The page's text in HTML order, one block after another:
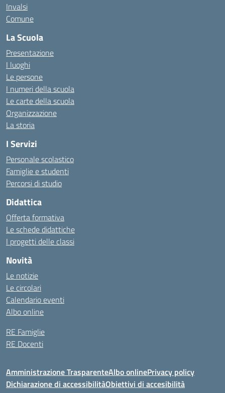
Invalsi
Comune
La Scuola
Presentazione
I luoghi
Le persone
I numeri della scuola
Le carte della scuola
Organizzazione
La storia
I Servizi
Personale scolastico
Famiglie e studenti
Percorsi di studio
Didattica
Offerta formativa
Le schede didattiche
I progetti delle classi
Novità
Le notizie
Le circolari
Calendario eventi
Albo online
RE Famiglie
RE Docenti
Amministrazione TrasparenteAlbo onlinePrivacy policy
Dichiarazione di accessibilitàObiettivi di accesibilità